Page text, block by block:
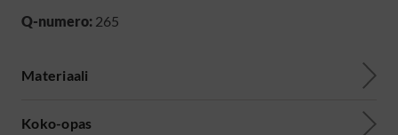
Q-numero: 265
Materiaali
Koko-opas